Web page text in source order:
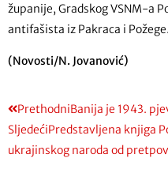
županije, Gradskog VSNM-a
antifašista iz Pakraca i Požege.
(Novosti/N. Jovanović)
PrethodniBanija je 1943.
SljedećiPredstavljena knjiga
ukrajinskog naroda od